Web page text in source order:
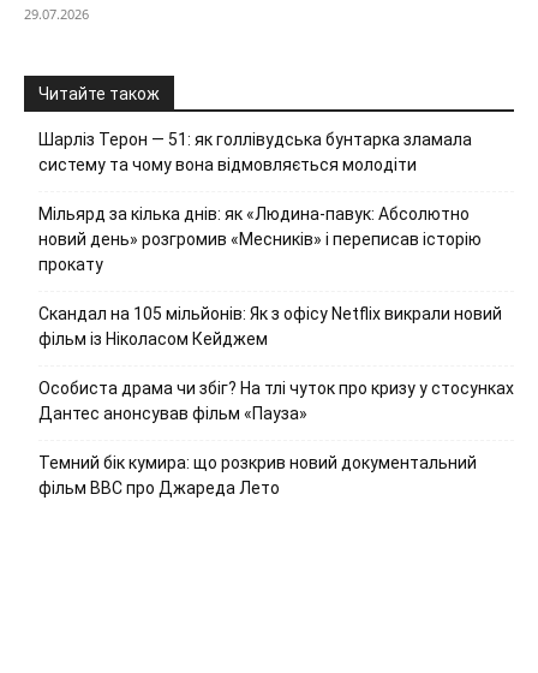
29.07.2026
Читайте також
Шарліз Терон — 51: як голлівудська бунтарка зламала
систему та чому вона відмовляється молодіти
Мільярд за кілька днів: як «Людина-павук: Абсолютно
новий день» розгромив «Месників» і переписав історію
прокату
Скандал на 105 мільйонів: Як з офісу Netflix викрали новий
фільм із Ніколасом Кейджем
Особиста драма чи збіг? На тлі чуток про кризу у стосунках
Дантес анонсував фільм «Пауза»
Темний бік кумира: що розкрив новий документальний
фільм ВВС про Джареда Лето